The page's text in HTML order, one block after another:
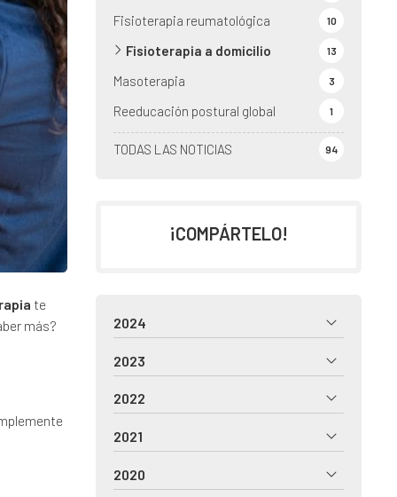
TODAS LAS NOTICIAS 94
Fisioterapia reumatológica 10
Fisioterapia a domicilio 13
Masoterapia 3
Reeducación postural global 1
te
más?
¡COMPÁRTELO!
2024
2023
2022
2021
2020